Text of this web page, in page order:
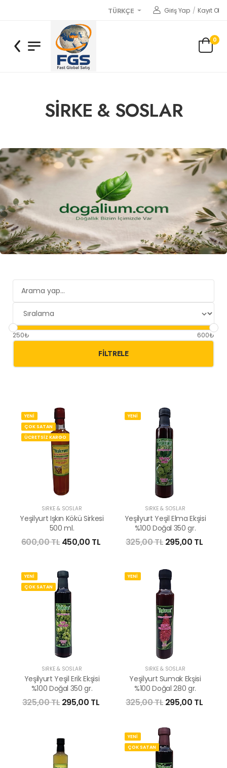
TÜRKÇE Giriş Yap / Kayıt Ol
0
SİRKE & SOSLAR
250₺ 600₺
FILTRELE
YENİ
ÇOK SATAN
ÜCRETSİZ KARGO
SİRKE & SOSLAR
Yeşilyurt Işkın Kökü Sirkesi
500 ml.
600,00 TL 450,00 TL
YENİ
SİRKE & SOSLAR
Yeşilyurt Yeşil Elma Ekşisi
%100 Doğal 350 gr.
325,00 TL 295,00 TL
YENİ
ÇOK SATAN
SİRKE & SOSLAR
Yeşilyurt Yeşil Erik Ekşisi
%100 Doğal 350 gr.
325,00 TL 295,00 TL
YENİ
SİRKE & SOSLAR
Yeşilyurt Sumak Ekşisi
%100 Doğal 280 gr.
325,00 TL 295,00 TL
YENİ
ÇOK SATAN